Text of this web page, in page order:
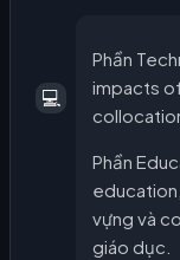
💻
Phần
impacts
Phần
vựng và
giáo dục.